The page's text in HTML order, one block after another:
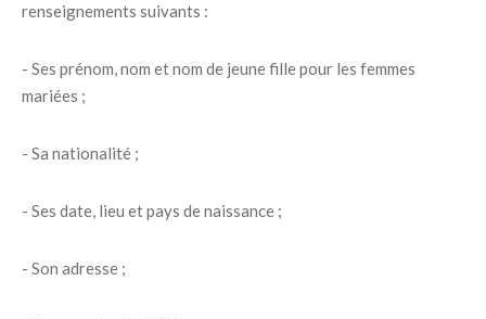
renseignements suivants :
- Ses prénom, nom et nom de jeune fille pour les femmes
mariées ;
- Sa nationalité ;
- Ses date, lieu et pays de naissance ;
- Son adresse ;